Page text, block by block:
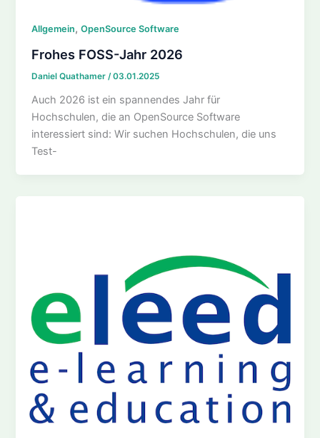
Allgemein,OpenSource Software
Frohes FOSS-Jahr 2026
Daniel Quathamer /03.01.2025
Auch 2026 ist ein spannendes Jahr für
Hochschulen, die an OpenSource Software
interessiert sind: Wir suchen Hochschulen, die uns
Test-